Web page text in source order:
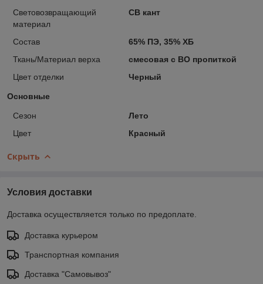
Световозвращающий
материал
СВ кант
Состав
65% ПЭ, 35% ХБ
Ткань/Материал верха
смесовая с ВО пропиткой
Цвет отделки
Черный
Основные
Сезон
Лето
Цвет
Красный
Скрыть
Условия доставки
Доставка осуществляется только по предоплате.
Доставка курьером
Транспортная компания
Доставка "Самовывоз"